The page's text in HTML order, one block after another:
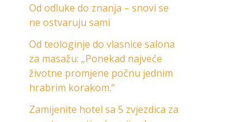
Od odluke do znanja – snovi se
ne ostvaruju sami
Od teologinje do vlasnice salona
za masažu: „Ponekad najveće
životne promjene počnu jednim
hrabrim korakom.“
Zamijenite hotel sa 5 zvjezdica za